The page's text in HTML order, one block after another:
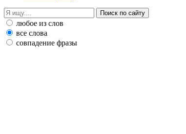
любое из слов
все слова
совпадение фразы